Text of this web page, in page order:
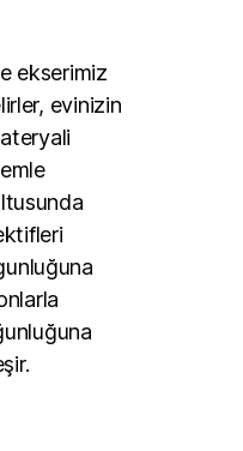
ekserimiz
evinizin